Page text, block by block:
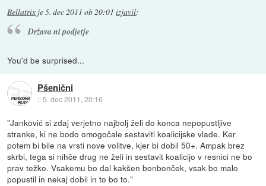
Bellatrix je5. dec 2011 ob 20:01 izjavil:
Država ni podjetje
You'd be surprised...
Pšenični
::5. dec 2011, 20:16
"Janković si zdaj verjetno najbolj želi do konca nepopustljive
stranke, ki ne bodo omogočale sestaviti koalicijske vlade. Ker
potem bi bile na vrsti nove volitve, kjer bi dobil 50+. Ampak brez
skrbi, tega si nihče drug ne želi in sestavit koalicijo v resnici ne bo
prav težko. Vsakemu bo dal kakšen bonbonček, vsak bo malo
popustil in nekaj dobil in to bo to."